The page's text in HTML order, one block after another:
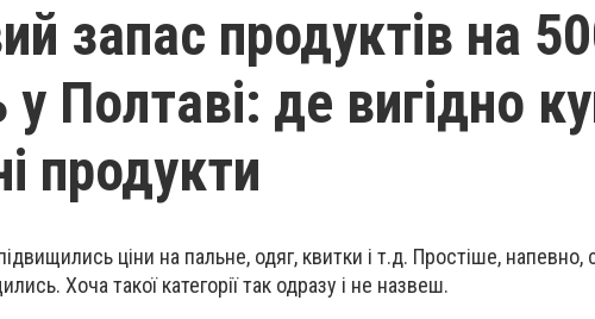
запас продуктів на
у Полтаві: де вигідно
продукти
ціни на пальне, одяг, квитки і т.д. Простіше, напевно,
Хоча такої категорії так одразу і не назвеш.